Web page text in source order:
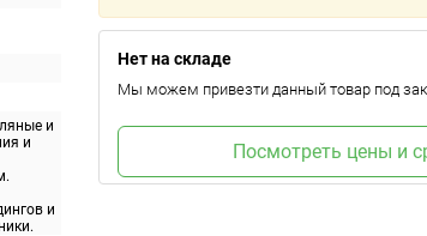
и
и
и
Нет на складе
Мы можем привезти данный товар под
Посмотреть цены и